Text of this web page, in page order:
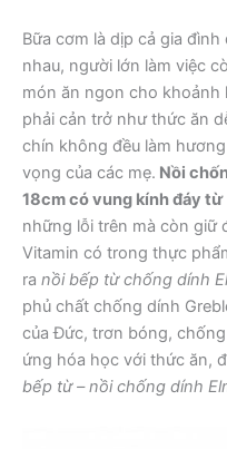
Bữa cơm là dịp cả gia
nhau, người lớn làm việc
món ăn ngon cho khoảnh
phải cản trở như thức ăn
chín không đều làm
vọng của các mẹ. Nồi
18cm có vung kính đáy từ
những lỗi trên mà còn giữ
Vitamin có trong thực
ra nồi bếp từ chống dính
phủ chất chống dính
của Đức, trơn bóng,
ứng hóa học với thức ăn,
bếp từ – nồi chống dính